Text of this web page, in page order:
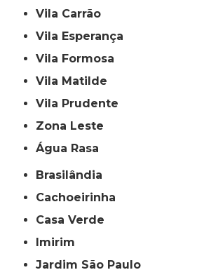
Vila Carrão
Vila Esperança
Vila Formosa
Vila Matilde
Vila Prudente
Zona Leste
Água Rasa
Brasilândia
Cachoeirinha
Casa Verde
Imirim
Jardim São Paulo